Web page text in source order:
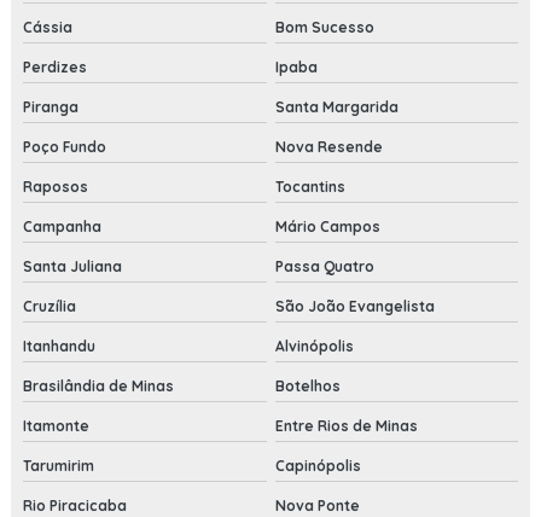
Cássia Bom Sucesso
Perdizes Ipaba
Piranga Santa Margarida
Poço Fundo Nova Resende
Raposos Tocantins
Campanha Mário Campos
Santa Juliana Passa Quatro
Cruzília São João Evangelista
Itanhandu Alvinópolis
Brasilândia de Minas Botelhos
Itamonte Entre Rios de Minas
Tarumirim Capinópolis
Rio Piracicaba Nova Ponte